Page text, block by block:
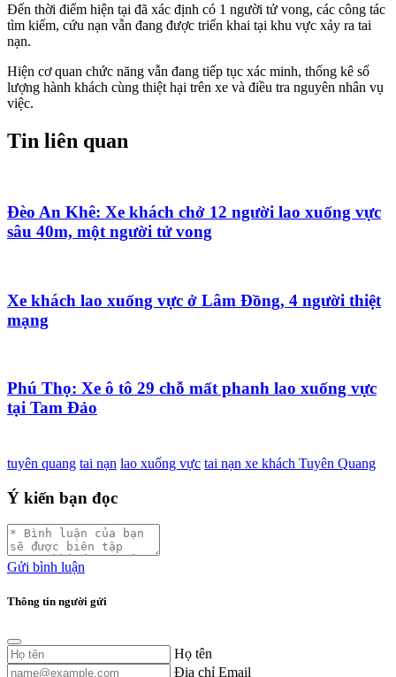
Đến thời điểm hiện tại đã xác định có 1 người tử vong, các công tác
tìm kiếm, cứu nạn vẫn đang được triển khai tại khu vực xảy ra tai
nạn.
Hiện cơ quan chức năng vẫn đang tiếp tục xác minh, thống kê số
lượng hành khách cùng thiệt hại trên xe và điều tra nguyên nhân vụ
việc.
Tin liên quan
Đèo An Khê: Xe khách chở 12 người lao xuống vực
sâu 40m, một người tử vong
Xe khách lao xuống vực ở Lâm Đồng, 4 người thiệt
mạng
Phú Thọ: Xe ô tô 29 chỗ mất phanh lao xuống vực
tại Tam Đảo
tuyên quang tai nạn lao xuống vực tai nạn xe khách Tuyên Quang
Ý kiến bạn đọc
Gửi bình luận
Thông tin người gửi
Họ tên
Địa chỉ Email